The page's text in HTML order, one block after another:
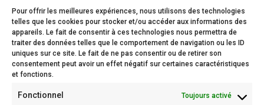
Pour offrir les meilleures expériences, nous utilisons des technologies
telles que les cookies pour stocker et/ou accéder aux informations des
appareils. Le fait de consentir à ces technologies nous permettra de
traiter des données telles que le comportement de navigation ou les ID
uniques sur ce site. Le fait de ne pas consentir ou de retirer son
consentement peut avoir un effet négatif sur certaines caractéristiques
et fonctions.
Fonctionnel Toujours activé
Foster
Oude Baan 1c,
2800 Mechelen
Email:info@foster.bidfood.be